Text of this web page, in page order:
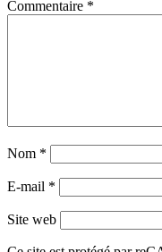
Commentaire *
Nom *
E-mail *
Site web